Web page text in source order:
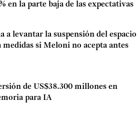
en la parte baja de las expectativas
a levantar la suspensión del espacio
medidas si Meloni no acepta antes
de US$38.300 millones en
para IA